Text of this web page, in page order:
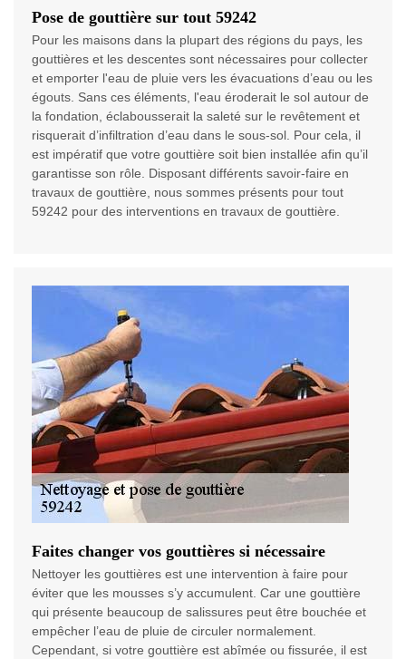
Pose de gouttière sur tout 59242
Pour les maisons dans la plupart des régions du pays, les
gouttières et les descentes sont nécessaires pour collecter
et emporter l'eau de pluie vers les évacuations d’eau ou les
égouts. Sans ces éléments, l'eau éroderait le sol autour de
la fondation, éclabousserait la saleté sur le revêtement et
risquerait d’infiltration d’eau dans le sous-sol. Pour cela, il
est impératif que votre gouttière soit bien installée afin qu’il
garantisse son rôle. Disposant différents savoir-faire en
travaux de gouttière, nous sommes présents pour tout
59242 pour des interventions en travaux de gouttière.
Faites changer vos gouttières si nécessaire
Nettoyer les gouttières est une intervention à faire pour
éviter que les mousses s’y accumulent. Car une gouttière
qui présente beaucoup de salissures peut être bouchée et
empêcher l’eau de pluie de circuler normalement.
Cependant, si votre gouttière est abîmée ou fissurée, il est